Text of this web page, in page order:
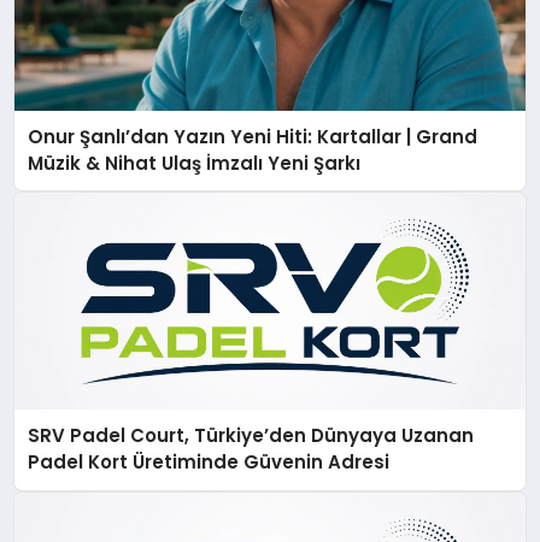
Onur Şanlı’dan Yazın Yeni Hiti: Kartallar | Grand
Müzik & Nihat Ulaş İmzalı Yeni Şarkı
SRV Padel Court, Türkiye’den Dünyaya Uzanan
Padel Kort Üretiminde Güvenin Adresi